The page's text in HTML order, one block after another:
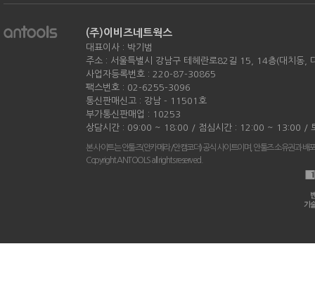
(주)이비즈네트웍스
대표이사 : 박기범
주소 : 서울특별시 강남구 테헤란로82길 15, 14층(대치동,
사업자등록번호 : 220-87-30865
팩스번호 : 02-6255-3096
통신판매신고 : 강남 - 11501호
부가통신판매업 : 10253
상담시간 : 09:00 ~ 18:00 / 점심시간 : 12:00 ~ 13:00 /
본 사이트는 안툴즈(안카메라/안캠코더) 공식 사이트이며, 안툴즈 소유권과 배
Copyright ANTOOLS all rights reserved.